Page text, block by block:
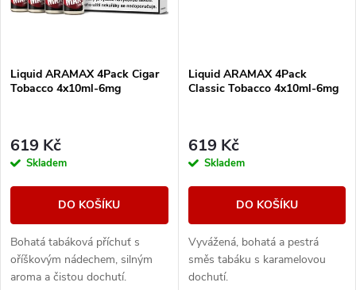
Liquid ARAMAX 4Pack Cigar
Tobacco 4x10ml-6mg
619 Kč
Skladem
DO KOŠÍKU
Bohatá tabáková příchuť s
oříškovým nádechem, silným
aroma a čistou dochutí.
Liquid ARAMAX 4Pack
Classic Tobacco 4x10ml-6mg
619 Kč
Skladem
DO KOŠÍKU
Vyvážená, bohatá a pestrá
směs tabáku s karamelovou
dochutí.